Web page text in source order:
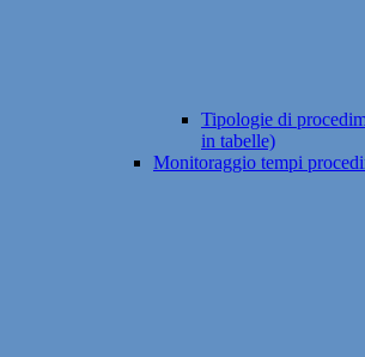
Tipologie di
in tabelle)
Monitoraggio tempi